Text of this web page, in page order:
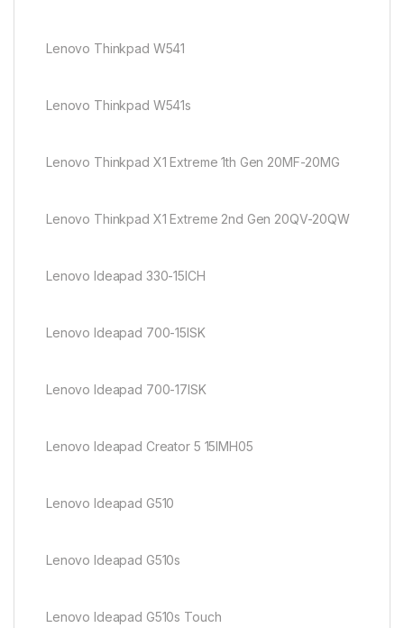
Lenovo Thinkpad W541
Lenovo Thinkpad W541s
Lenovo Thinkpad X1 Extreme 1th Gen 20MF-20MG
Lenovo Thinkpad X1 Extreme 2nd Gen 20QV-20QW
Lenovo Ideapad 330-15ICH
Lenovo Ideapad 700-15ISK
Lenovo Ideapad 700-17ISK
Lenovo Ideapad Creator 5 15IMH05
Lenovo Ideapad G510
Lenovo Ideapad G510s
Lenovo Ideapad G510s Touch